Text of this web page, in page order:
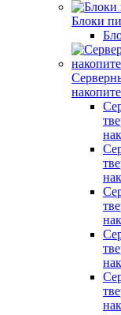
Блоки